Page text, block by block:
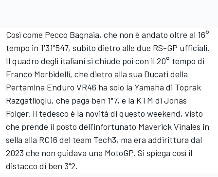
Così come Pecco Bagnaia, che non è andato oltre al 16°
tempo in 1'31"547, subito dietro alle due RS-GP ufficiali.
Il quadro degli italiani si chiude poi con il 20° tempo di
Franco Morbidelli, che dietro alla sua Ducati della
Pertamina Enduro VR46 ha solo la Yamaha di Toprak
Razgatlioglu, che paga ben 1"7, e la KTM di Jonas
Folger. Il tedesco è la novità di questo weekend, visto
che prende il posto dell'infortunato Maverick Vinales in
sella alla RC16 del team Tech3, ma era addirittura dal
2023 che non guidava una MotoGP. Si spiega così il
distacco di ben 3"2.